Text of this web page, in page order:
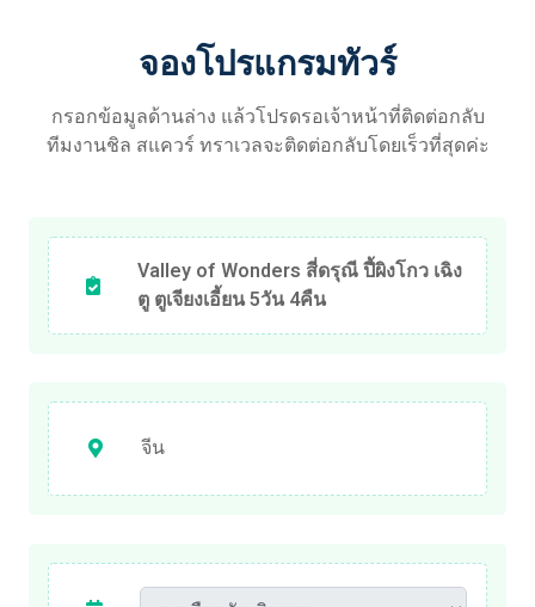
จองโปรแกรมทัวร์
กรอกข้อมูลด้านล่าง แล้วโปรดรอเจ้าหน้าที่ติดต่อกลับ
ทีมงานชิล สแควร์ ทราเวลจะติดต่อกลับโดยเร็วที่สุดค่ะ
Valley of Wonders สี่ดรุณี ปี้ผิงโกว เฉิง
ตู ตูเจียงเอี้ยน 5วัน 4คืน
จีน